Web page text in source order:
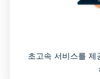
초고속 서비스를 제